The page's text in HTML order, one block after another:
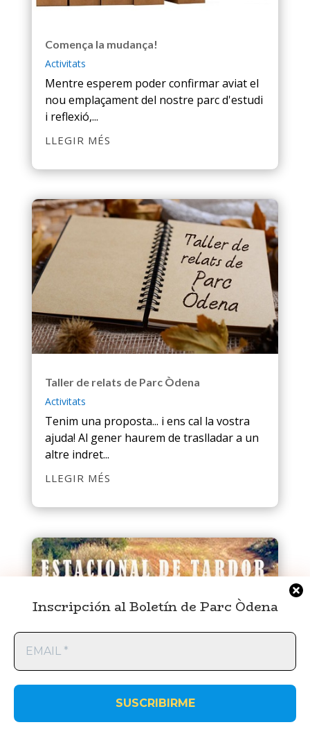
Comença la mudança!
Activitats
Mentre esperem poder confirmar aviat el
nou emplaçament del nostre parc d'estudi
i reflexió,...
LLEGIR MÉS
Taller de relats de Parc Òdena
Activitats
Tenim una proposta... i ens cal la vostra
ajuda! Al gener haurem de traslladar a un
altre indret...
LLEGIR MÉS
Estacional de tardor 2023
Inscripción al Boletín de Parc Òdena
EMAIL